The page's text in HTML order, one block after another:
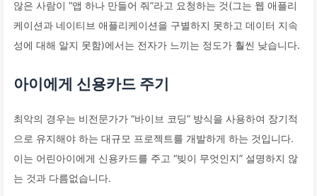
않은 사람이 “앱 하나 만들어 줘”라고 요청하는 것(그는 웹 애플리
케이션과 네이티브 애플리케이션을 구별하지 못하고 데이터 지속
성에 대해 알지 못함)에서는 전자가 느끼는 정도가 훨씬 낮습니다.
아이에게 신용카드 주기
최악의 경우는 비전문가가 “바이브 코딩” 방식을 사용하여 장기적
으로 유지해야 하는 대규모 프로젝트를 개발하게 하는 것입니다.
이는 어린아이에게 신용카드를 주고 “빚이 무엇인지” 설명하지 않
는 것과 다름없습니다.